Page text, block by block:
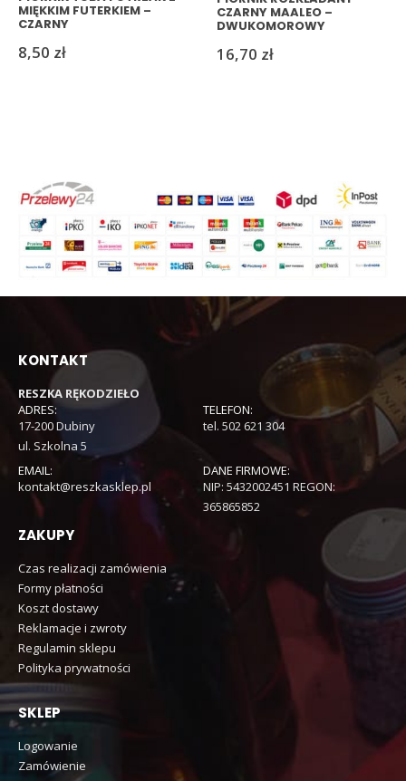
MIĘKKIM FUTERKIEM –
CZARNY
8,50 zł
CZARNY MAALEO –
DWUKOMOROWY
16,70 zł
KONTAKT
RESZKA RĘKODZIEŁO
ADRES:
17-200 Dubiny
ul. Szkolna 5
TELEFON:
tel. 502 621 304
EMAIL:
kontakt@reszkasklep.pl
DANE FIRMOWE:
NIP: 5432002451 REGON:
365865852
ZAKUPY
Czas realizacji zamówienia
Formy płatności
Koszt dostawy
Reklamacje i zwroty
Regulamin sklepu
Polityka prywatności
SKLEP
Logowanie
Zamówienie